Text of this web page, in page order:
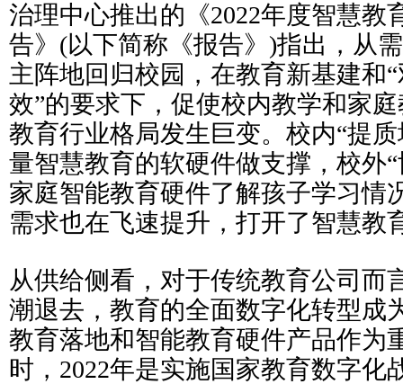
治理中心推出的《2022年度智慧教
告》(以下简称《报告》)指出，从
主阵地回归校园，在教育新基建和
效”的要求下，促使校内教学和家
教育行业格局发生巨变。校内“提
量智慧教育的软硬件做支撑，校外
家庭智能教育硬件了解孩子学习情
需求也在飞速提升，打开了智慧教
从供给侧看，对于传统教育公司而
潮退去，教育的全面数字化转型成
教育落地和智能教育硬件产品作为
时，2022年是实施国家教育数字化